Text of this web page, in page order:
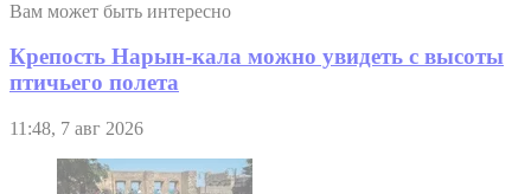
Вам может быть интересно
Крепость Нарын-кала можно увидеть с высоты
птичьего полета
11:48, 7 авг 2026